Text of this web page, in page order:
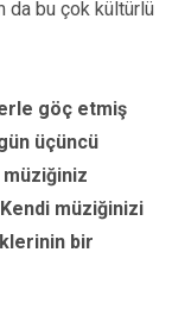
da bu çok kültürlü
göç etmiş
üçüncü
müziğiniz
müziğinizi
bir